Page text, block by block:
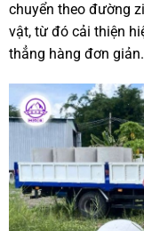
chuyển theo đường
vật, từ đó cải thiện
thẳng hàng đơn giản.